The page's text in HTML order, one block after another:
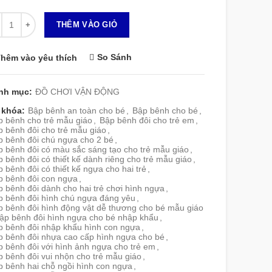
lượng
THÊM VÀO GIỎ
vào yêu thích So Sánh
mục: ĐỒ CHƠI VẬN ĐỘNG
Bập bênh an toàn cho bé , Bập bênh cho bé ,
bênh cho trẻ mẫu giáo , Bập bênh đôi cho trẻ em ,
bênh đôi cho trẻ mẫu giáo ,
bênh đôi chú ngựa cho 2 bé ,
bênh đôi có màu sắc sáng tạo cho trẻ mẫu giáo ,
bênh đôi có thiết kế dành riêng cho trẻ mẫu giáo ,
bênh đôi có thiết kế ngựa cho hai trẻ ,
bênh đôi con ngựa ,
bênh đôi dành cho hai trẻ chơi hình ngựa ,
bênh đôi hình chú ngựa đáng yêu ,
bênh đôi hình động vật dễ thương cho bé mẫu giáo
bênh đôi hình ngựa cho bé nhập khẩu ,
bênh đôi nhập khẩu hình con ngựa ,
bênh đôi nhựa cao cấp hình ngựa cho bé ,
bênh đôi với hình ảnh ngựa cho trẻ em ,
bênh đôi vui nhộn cho trẻ mẫu giáo ,
bênh hai chỗ ngồi hình con ngựa ,